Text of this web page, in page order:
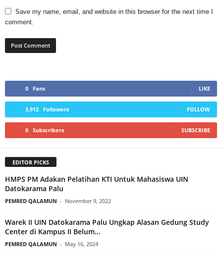
Save my name, email, and website in this browser for the next time I
comment.
0 Fans LIKE
3,912 Followers FOLLOW
0 Subscribers SUBSCRIBE
EDITOR PICKS
HMPS PM Adakan Pelatihan KTI Untuk Mahasiswa UIN
Datokarama Palu
PEMRED QALAMUN - November 9, 2022
Warek II UIN Datokarama Palu Ungkap Alasan Gedung Study
Center di Kampus II Belum...
PEMRED QALAMUN - May 16, 2024